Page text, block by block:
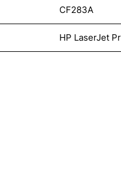
CF283A
HP LaserJet